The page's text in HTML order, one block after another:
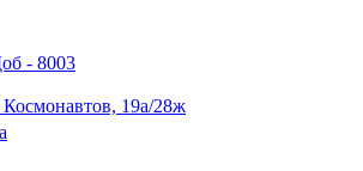
- 8003
19а/28ж